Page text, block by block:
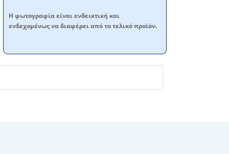
Η φωτογραφία είναι ενδεικτική και
ενδεχομένως να διαφέρει από το τελικό προϊόν.